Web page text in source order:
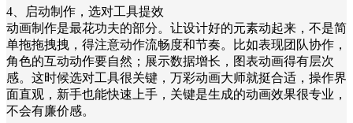
4、启动制作，选对工具提效
动画制作是最花功夫的部分。让设计好的元素动起来，不是简
单拖拖拽拽，得注意动作流畅度和节奏。比如表现团队协作，
角色的互动动作要自然；展示数据增长，图表动画得有层次
感。这时候选对工具很关键，万彩动画大师就挺合适，操作界
面直观，新手也能快速上手，关键是生成的动画效果很专业，
不会有廉价感。